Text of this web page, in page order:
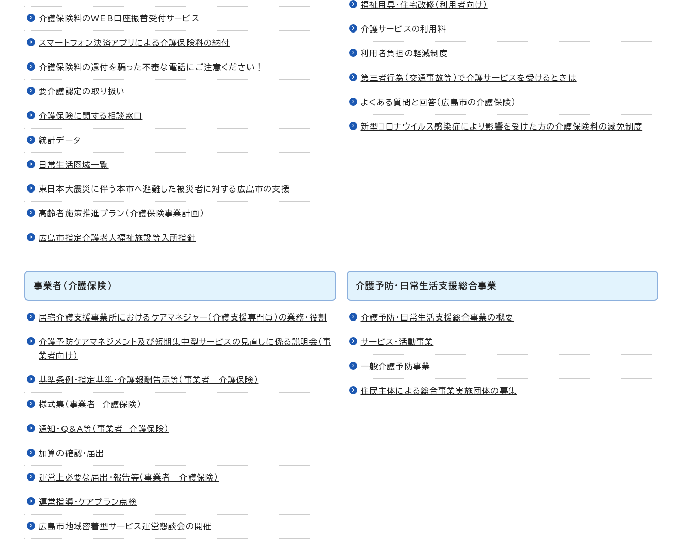
介護保険料のWEB口座振替受付サービス
スマートフォン決済アプリによる介護保険料の納付
介護保険料の還付を騙った不審な電話にご注意ください！
要介護認定の取り扱い
介護保険に関する相談窓口
統計データ
日常生活圏域一覧
東日本大震災に伴う本市へ避難した被災者に対する広島市の支援
高齢者施策推進プラン（介護保険事業計画）
広島市指定介護老人福祉施設等入所指針
福祉用具・住宅改修（利用者向け）
介護サービスの利用料
利用者負担の軽減制度
第三者行為（交通事故等）で介護サービスを受けるときは
よくある質問と回答（広島市の介護保険）
新型コロナウイルス感染症により影響を受けた方の介護保険料の減免制度
事業者（介護保険）
居宅介護支援事業所におけるケアマネジャー（介護支援専門員）の業務・役割
介護予防ケアマネジメント及び短期集中型サービスの見直しに係る説明会（事
業者向け）
基準条例・指定基準・介護報酬告示等（事業者 介護保険）
様式集（事業者 介護保険）
通知・Q&A等（事業者 介護保険）
加算の確認・届出
運営上必要な届出・報告等（事業者 介護保険）
運営指導・ケアプラン点検
広島市地域密着型サービス運営懇談会の開催
介護予防・日常生活支援総合事業
介護予防・日常生活支援総合事業の概要
サービス・活動事業
一般介護予防事業
住民主体による総合事業実施団体の募集